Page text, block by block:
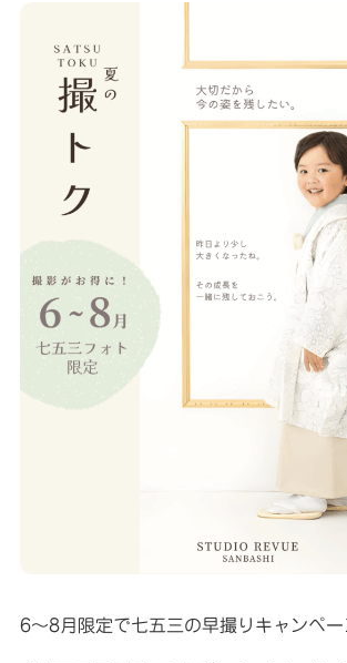
6〜8月限定で七五三の早撮りキャンペ